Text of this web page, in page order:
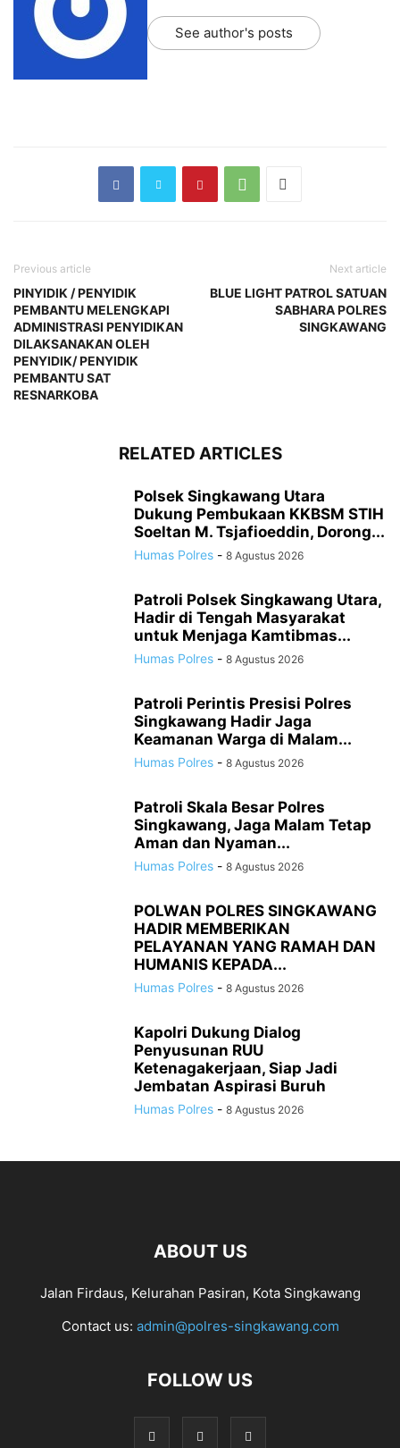
See author's posts
Previous article
PINYIDIK / PENYIDIK
PEMBANTU MELENGKAPI
ADMINISTRASI PENYIDIKAN
DILAKSANAKAN OLEH
PENYIDIK/ PENYIDIK
PEMBANTU SAT
RESNARKOBA
Next article
BLUE LIGHT PATROL SATUAN
SABHARA POLRES
SINGKAWANG
RELATED ARTICLES
Polsek Singkawang Utara
Dukung Pembukaan KKBSM STIH
Soeltan M. Tsjafioeddin, Dorong...
Humas Polres - 8 Agustus 2026
Patroli Polsek Singkawang Utara,
Hadir di Tengah Masyarakat
untuk Menjaga Kamtibmas...
Humas Polres - 8 Agustus 2026
Patroli Perintis Presisi Polres
Singkawang Hadir Jaga
Keamanan Warga di Malam...
Humas Polres - 8 Agustus 2026
Patroli Skala Besar Polres
Singkawang, Jaga Malam Tetap
Aman dan Nyaman...
Humas Polres - 8 Agustus 2026
POLWAN POLRES SINGKAWANG
HADIR MEMBERIKAN
PELAYANAN YANG RAMAH DAN
HUMANIS KEPADA...
Humas Polres - 8 Agustus 2026
Kapolri Dukung Dialog
Penyusunan RUU
Ketenagakerjaan, Siap Jadi
Jembatan Aspirasi Buruh
Humas Polres - 8 Agustus 2026
ABOUT US
Jalan Firdaus, Kelurahan Pasiran, Kota Singkawang
Contact us: admin@polres-singkawang.com
FOLLOW US